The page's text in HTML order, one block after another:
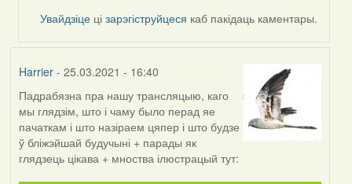
Увайдзіце цізарэгіструйцеся каб пакідаць каментары.
Harrier- 25.03.2021 - 16:40
Падрабязна пра нашу трансляцыю, каго
мы глядзім, што і чаму было перад яе
пачаткам і што назіраем цяпер і што будзе
ў бліжэйшай будучыні + парады як
глядзець цікава + мноства ілюстрацый тут: